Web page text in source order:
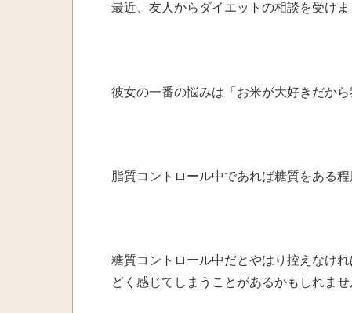
最近、友人からダイエットの相談を受けま
彼女の一番の悩みは 「お米が大好きだから
脂質コントロール中であれば糖質をある
糖質コントロール中だとやはり 控えなけ
どく感じて しまうことがあるかもしれませ